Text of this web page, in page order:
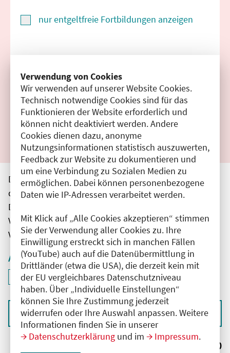
Verwendung von Cookies
Wir verwenden auf unserer Website Cookies.
Technisch notwendige Cookies sind für das
Funktionieren der Website erforderlich und
können nicht deaktiviert werden. Andere
Cookies dienen dazu, anonyme
Nutzungsinformationen statistisch auszuwerten,
Feedback zur Website zu dokumentieren und
um eine Verbindung zu Sozialen Medien zu
ermöglichen. Dabei können personenbezogene
Daten wie IP-Adressen verarbeitet werden.
Mit Klick auf „Alle Cookies akzeptieren“ stimmen
Sie der Verwendung aller Cookies zu. Ihre
Einwilligung erstreckt sich in manchen Fällen
(YouTube) auch auf die Datenübermittlung in
Drittländer (etwa die USA), die derzeit kein mit
der EU vergleichbares Datenschutzniveau
haben. Über „Individuelle Einstellungen“
können Sie Ihre Zustimmung jederzeit
widerrufen oder Ihre Auswahl anpassen. Weitere
Informationen finden Sie in unserer
Datenschutzerklärung und im Impressum.
nur entgeltfreie Fortbildungen anzeigen
Filter zurücksetzen
Ergebnisse drucken
Die hier aufgeführten Veranstaltungen entsprechen
den unmittelbar vom Veranstalter getätigten Angaben.
Die Ärztekammer Berlin übernimmt keine
Verantwortung für den Inhalt, die Haftung obliegt dem
Veranstalter.
Aktive Filter
Filter
ID: ANT-2405934
deaktivieren und Suchergebnisse neu laden
Sortieren nach
Ergebnisse: 0